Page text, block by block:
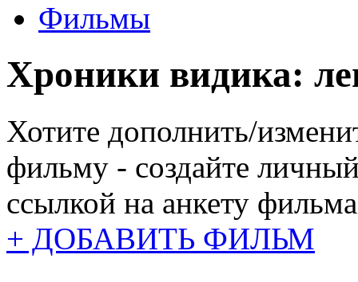
Фильмы
Хроники видика:
Хотите дополнить/
фильму - создайте
ссылкой на анкету
+ ДОБАВИТЬ ФИЛЬМ